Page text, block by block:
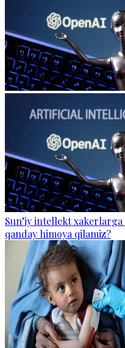
Sun’iy intellekt
qanday himoya qilamiz?